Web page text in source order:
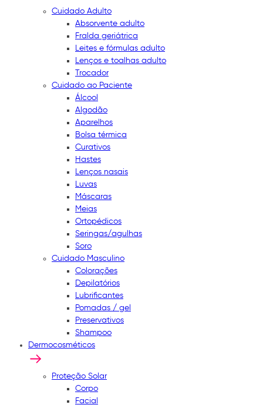
Cuidado Adulto
Absorvente adulto
Fralda geriátrica
Leites e fórmulas adulto
Lenços e toalhas adulto
Trocador
Cuidado ao Paciente
Álcool
Algodão
Aparelhos
Bolsa térmica
Curativos
Hastes
Lenços nasais
Luvas
Máscaras
Meias
Ortopédicos
Seringas/agulhas
Soro
Cuidado Masculino
Colorações
Depilatórios
Lubrificantes
Pomadas / gel
Preservativos
Shampoo
Dermocosméticos
Proteção Solar
Corpo
Facial